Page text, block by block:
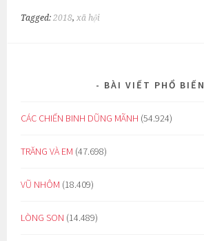
Tagged:2018,xã hội
BÀI VIẾT PHỔ BIẾN
CÁC CHIẾN BINH DŨNG MÃNH (54.924)
TRĂNG VÀ EM (47.698)
VŨ NHÔM (18.409)
LÒNG SON (14.489)